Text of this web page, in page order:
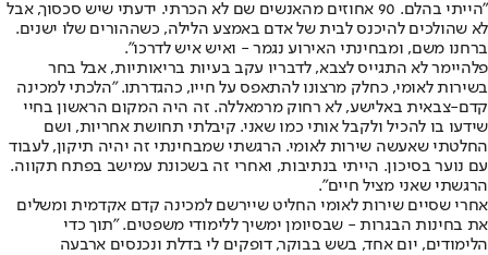
"הייתי בהלם. 90 אחוזים מהאנשים שם לא הכרתי. ידעתי שיש סכסוך, אבל
לא שהולכים להיכנס לבית של אדם באמצע הלילה, כשההורים שלו ישנים.
ברחנו משם, ומבחינתי האירוע נגמר - ואיש איש לדרכו".
פלהיימר לא התגייס לצבא, לדבריו עקב בעיות בריאותיות, אבל בחר
בשירות לאומי, כחלק מרצונו להתאפס על חייו, כהגדרתו. "הלכתי למכינה
קדם-צבאית באלישע, לא רחוק מרמאללה. זה היה המקום הראשון בחיי
שידעו בו להכיל ולקבל אותי כמו שאני. קיבלתי תחושת אחריות, ושם
החלטתי שאעשה שירות לאומי. הרגשתי שמבחינתי זה יהיה תיקון, לעבוד
עם נוער בסיכון. הייתי בנתיבות, ואחרי זה בשכונת עמישב בפתח תקווה.
הרגשתי שאני מציל חיים".
אחרי שסיים שירות לאומי החליט שיירשם למכינה קדם אקדמית ומשלים
את בחינות הבגרות - שבסיומן ימשיך ללימודי משפטים. "תוך כדי
הלימודים, יום אחד, בשש בבוקר, דופקים לי בדלת ונכנסים ארבעה